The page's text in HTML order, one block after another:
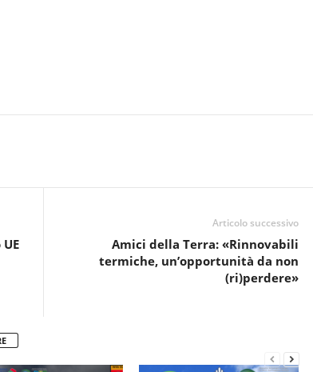
Articolo successivo
Amici della Terra: «Rinnovabili
termiche, un’opportunità da non
(ri)perdere»